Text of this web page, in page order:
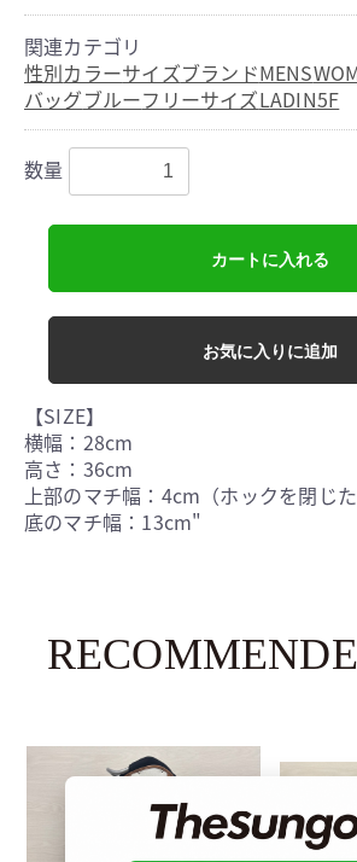
関連カテゴリ
性別カラーサイズブランドMENS
バッグブルーフリーサイズLADIN5F
数量
カートに入れる
お気に入りに追加
【SIZE】
横幅：28cm
高さ：36cm
上部のマチ幅：4cm（ホックを閉じた
底のマチ幅：13cm"